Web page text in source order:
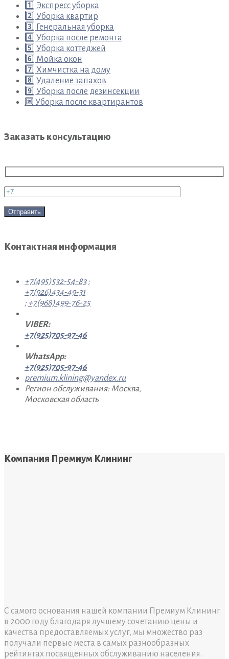
1️⃣ Экспресс уборка
2️⃣ Уборка квартир
3️⃣ Генеральная уборка
4️⃣ Уборка после ремонта
5️⃣ Уборка коттеджей
6️⃣ Мойка окон
7️⃣ Химчистка на дому
8️⃣ Удаление запахов
9️⃣ Уборка после дезинсекции
🔟 Уборка после квартирантов
Заказать консультацию
Контактная информация
+7(495)532-54-83 ;
+7(926)434-49-31
; +7(968)499-76-25
VIBER:
+7(925)705-97-46
WhatsApp:
+7(925)705-97-46
premium.klining@yandex.ru
Регион обслуживания: Москва,
Московская область
Компания Премиум Клининг
С самого основания нашей компании Премиум Клининг
в 2000 году благодаря лучшему сочетанию цены и
качества предоставляемых услуг, мы множество раз
получали первые места в самых разнообразных
рейтингах посвященных обслуживанию населения.